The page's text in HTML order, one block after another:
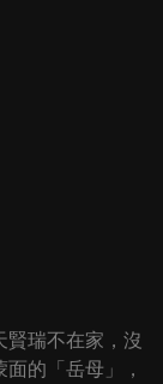
瑞不在家，沒
的「岳母」，